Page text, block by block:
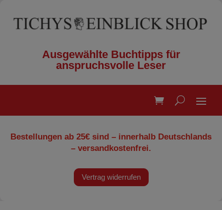
Ausgewählte Buchtipps für
anspruchsvolle Leser
Bestellungen ab 25€ sind – innerhalb Deutschlands
– versandkostenfrei.
Vertrag widerrufen